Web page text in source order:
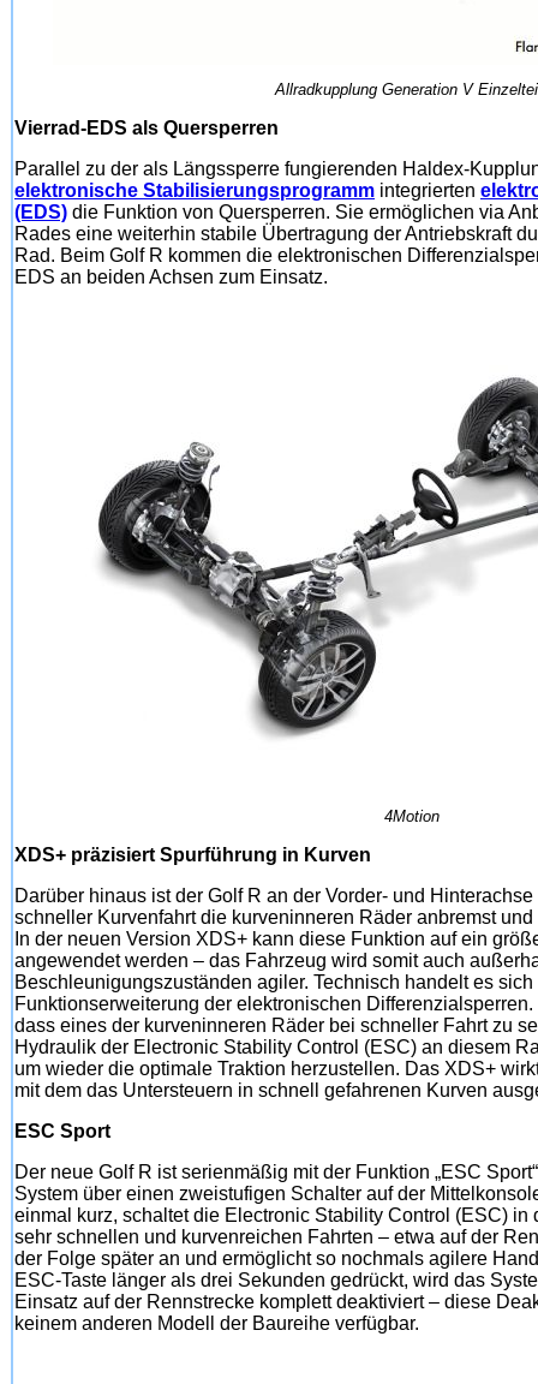
Allradkupplung Generation V
Vierrad-EDS als Quersperren
Parallel zu der als Längssperre fungierenden Haldex-
elektronische Stabilisierungsprogramm integrierten
(EDS) die Funktion von Quersperren. Sie ermöglichen via
Rades eine weiterhin stabile Übertragung der Antriebskraft
Rad. Beim Golf R kommen die elektronischen
EDS an beiden Achsen zum Einsatz.
4Motion
XDS+ präzisiert Spurführung in Kurven
Darüber hinaus ist der Golf R an der Vorder- und
schneller Kurvenfahrt die kurveninneren Räder anbremst
In der neuen Version XDS+ kann diese Funktion auf ein
angewendet werden – das Fahrzeug wird somit auch
Beschleunigungszuständen agiler. Technisch handelt es
Funktionserweiterung der elektronischen
dass eines der kurveninneren Räder bei schneller Fahrt zu
Hydraulik der Electronic Stability Control (ESC) an diesem
um wieder die optimale Traktion herzustellen. Das XDS+
mit dem das Untersteuern in schnell gefahrenen Kurven
ESC Sport
Der neue Golf R ist serienmäßig mit der Funktion „ESC
System über einen zweistufigen Schalter auf der
einmal kurz, schaltet die Electronic Stability Control (ESC) in
sehr schnellen und kurvenreichen Fahrten – etwa auf der
der Folge später an und ermöglicht so nochmals agilere
ESC-Taste länger als drei Sekunden gedrückt, wird das
Einsatz auf der Rennstrecke komplett deaktiviert – diese
keinem anderen Modell der Baureihe verfügbar.